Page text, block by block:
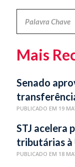
Jurídicas
Mais
Senado
PUBLICADO EM 19
STJ acelera
tributárias à
PUBLICADO EM 18